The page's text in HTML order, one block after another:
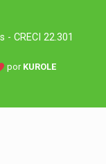
CRECI 22.301
por KUROLE